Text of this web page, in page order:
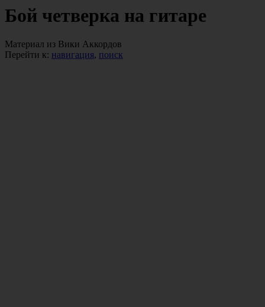
Бой четверка на гитаре
Материал из Вики Аккордов
Перейти к: навигация, поиск